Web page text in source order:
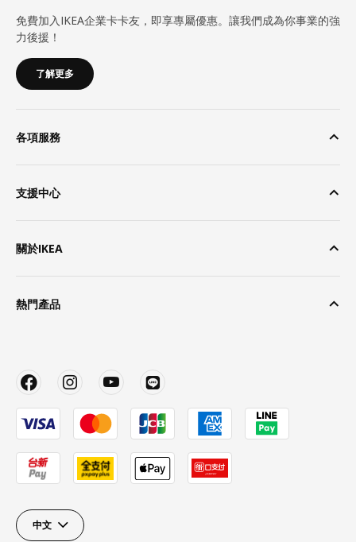
免費加入IKEA企業卡卡友，即享專屬優惠。讓我們成為你事業的強
力後援！
了解更多
各項服務
支援中心
關於IKEA
熱門產品
中文